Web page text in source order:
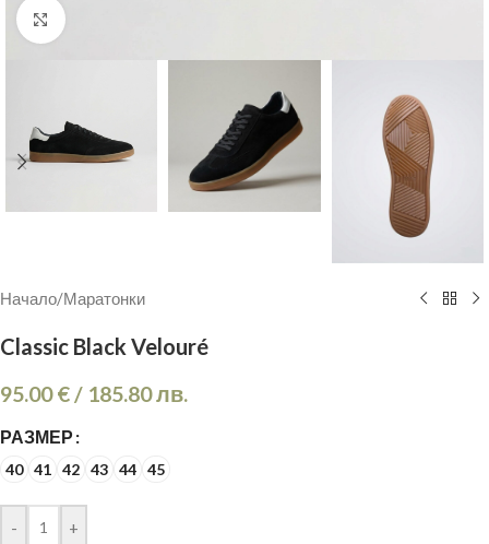
Кликнете, за да увеличите
Начало/Маратонки
Classic Black Velouré
95.00€/ 185.80лв.
РАЗМЕР
40 41 42 43 44 45
- +